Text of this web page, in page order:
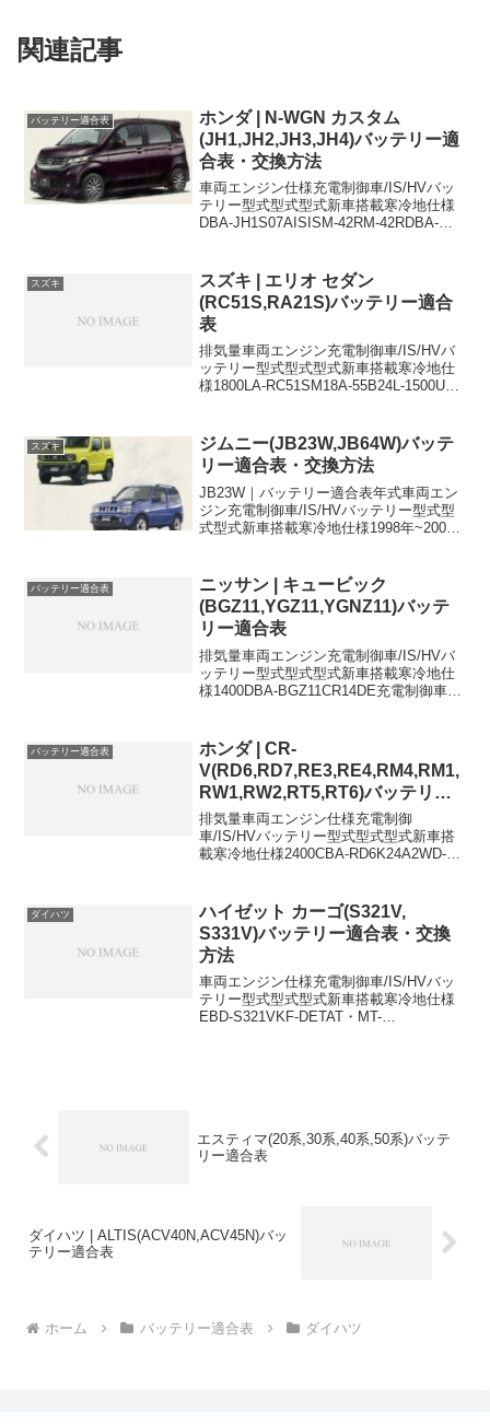
関連記事
バッテリー適合表
ホンダ | N-WGN カスタム
(JH1,JH2,JH3,JH4)バッテリー適
合表・交換方法
車両エンジン仕様充電制御車/IS/HVバッ
テリー型式型式型式新車搭載寒冷地仕様
DBA-JH1S07AISISM-42RM-42RDBA-
スズキ
スズキ | エリオ セダン
(RC51S,RA21S)バッテリー適合
表
排気量車両エンジン充電制御車/IS/HVバ
ッテリー型式型式型式新車搭載寒冷地仕
様1800LA-RC51SM18A-55B24L-1500UA-
スズキ
ジムニー(JB23W,JB64W)バッテ
リー適合表・交換方法
JB23W｜バッテリー適合表年式車両エン
ジン充電制御車/IS/HVバッテリー型式型
式型式新車搭載寒冷地仕様1998年~2004
バッテリー適合表
ニッサン | キュービック
(BGZ11,YGZ11,YGNZ11)バッテ
リー適合表
排気量車両エンジン充電制御車/IS/HVバ
ッテリー型式型式型式新車搭載寒冷地仕
様1400DBA-BGZ11CR14DE充電制御車
バッテリー適合表
ホンダ | CR-
V(RD6,RD7,RE3,RE4,RM4,RM1,
RW1,RW2,RT5,RT6)バッテリー
適合表
排気量車両エンジン仕様充電制御
車/IS/HVバッテリー型式型式型式新車搭
載寒冷地仕様2400CBA-RD6K24A2WD-
46B24L-...
ダイハツ
ハイゼット カーゴ(S321V,
S331V)バッテリー適合表・交換
方法
車両エンジン仕様充電制御車/IS/HVバッ
テリー型式型式型式新車搭載寒冷地仕様
EBD-S321VKF-DETAT・MT-
エスティマ(20系,30系,40系,50系)バッテ
リー適合表
ダイハツ | ALTIS(ACV40N,ACV45N)バッ
テリー適合表
ホーム バッテリー適合表 ダイハツ